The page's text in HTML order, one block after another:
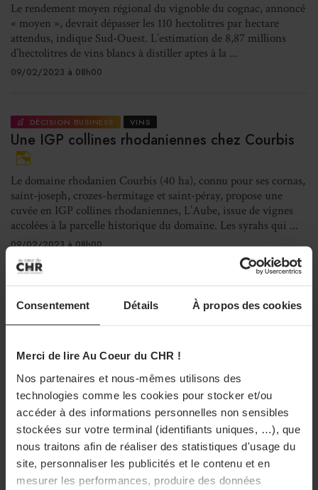
Consentement Détails À propos des cookies
Merci de lire Au Coeur du CHR !
Nos partenaires et nous-mêmes utilisons des
technologies comme les cookies pour stocker et/ou
accéder à des informations personnelles non sensibles
stockées sur votre terminal (identifiants uniques, …), que
nous traitons afin de réaliser des statistiques d'usage du
site, personnaliser les publicités et le contenu et en
mesurer les performances, produire des données
Le rendement moyen régional du vignoble du cognac, annoncé
« moyen », devrait dépasser les 110 hectolitres par hectare
attendus, indique Sud-Ouest. L’estimation de 8,87 millions
d’hectolitres de vins blancs à distiller aptes à la ...
09/02/2023 à 08h00
DÉCISION BUSINESS VINS
Une IGP collines rhodaniennes chez Courbis
Le domaine rhodanien Courbis (40 ha), connu pour ses cornas,
saint-joseph, crozes-hermitage et saint-péray, propose une
cuvée en IGP collines rhodaniennes, L’Aube, issue de vignes
accolées à la parcelle historique du domaine. Les syrahs qui ...
09/02/2023 à 08h00
Dubaï suspend ses taxes sur les ventes
d’alcool
Dubaï a suspendu ses taxes de 30% sur les ventes d’alcool et
son attractivité auprès des touristes.
09/02/2023 à 08h00